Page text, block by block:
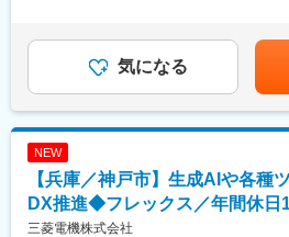
・配送計画最適化
■当社について
2024年2月に創業から3年11か月で
を変え、世界を変えていく」をミッ
■「COMlogiQ」（コムロジック）
生産現場におけるプログラミング
本サービスでは3Dデータから自動
数負担を軽減し、より生産性の高い
す。
定いたします。■昇給：年1回（4
各2か月分支給）※業績により特別
の金額であり、選考を通じて上下
額)は固定手当を含めた表記です。
気になる
NEW
【兵庫／神戸市】生成AIや各種
DX推進◆フレックス／年間休
三菱電機株式会社